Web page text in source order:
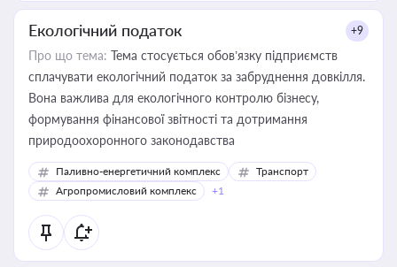
Екологічний податок +9
Про що тема: Тема стосується обов’язку підприємств
сплачувати екологічний податок за забруднення довкілля.
Вона важлива для екологічного контролю бізнесу,
формування фінансової звітності та дотримання
природоохоронного законодавства
Паливно-енергетичний комплекс
Транспорт
Агропромисловий комплекс
+1